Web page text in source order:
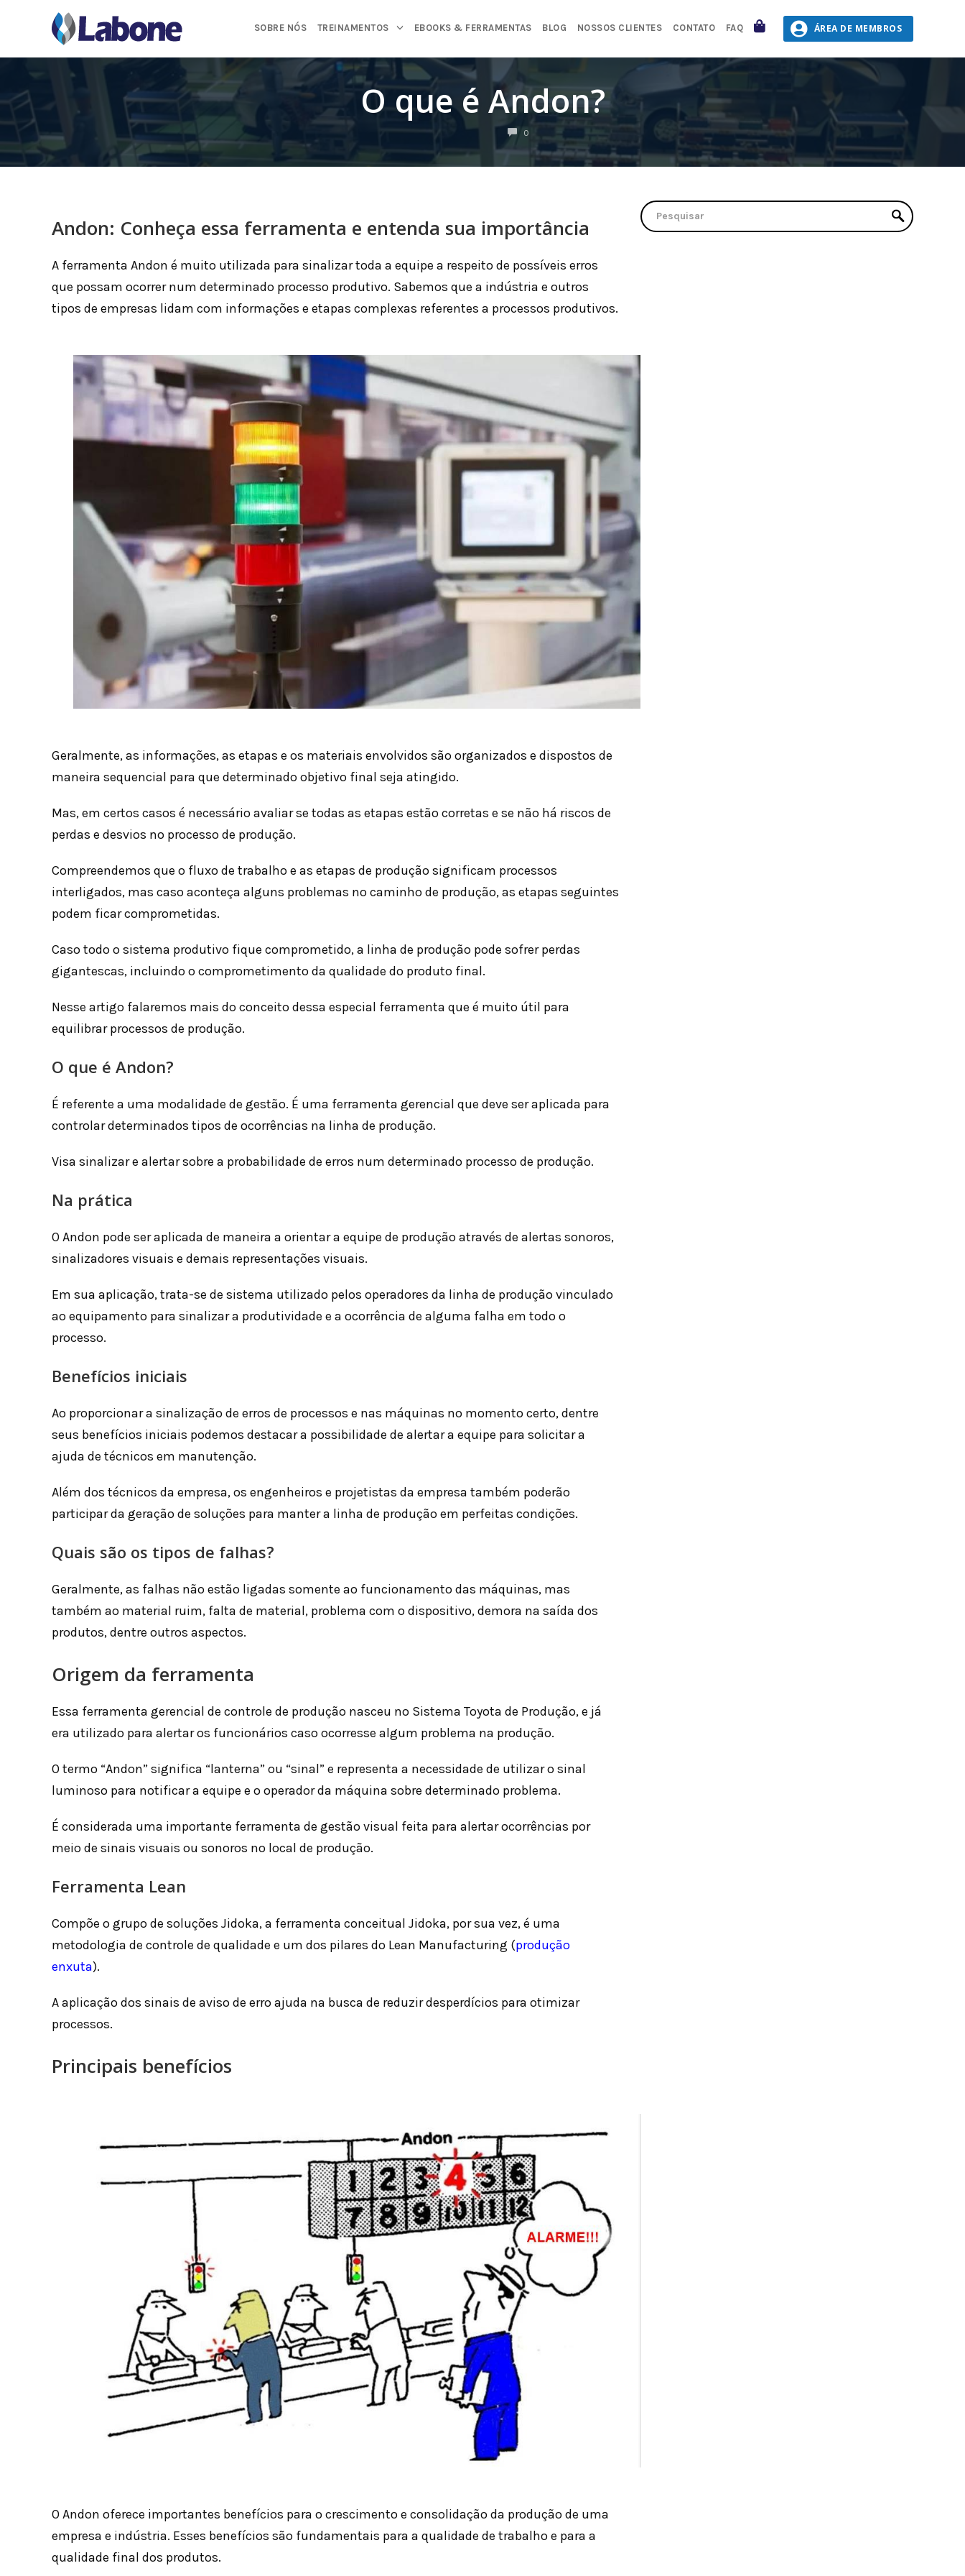
conteúdo
SOBRE NÓS TREINAMENTOS EBOOKS & FERRAMENTAS BLOG NOSSOS CLIENTES CONTATO FAQ CARRINHO ÁREA DE MEMBROS
O que é Andon?
0
Andon: Conheça essa ferramenta e entenda sua importância
A ferramenta Andon é muito utilizada para sinalizar toda a equipe a respeito de possíveis erros
que possam ocorrer num determinado processo produtivo. Sabemos que a indústria e outros
tipos de empresas lidam com informações e etapas complexas referentes a processos produtivos.
Geralmente, as informações, as etapas e os materiais envolvidos são organizados e dispostos de
maneira sequencial para que determinado objetivo final seja atingido.
Mas, em certos casos é necessário avaliar se todas as etapas estão corretas e se não há riscos de
perdas e desvios no processo de produção.
Compreendemos que o fluxo de trabalho e as etapas de produção significam processos
interligados, mas caso aconteça alguns problemas no caminho de produção, as etapas seguintes
podem ficar comprometidas.
Caso todo o sistema produtivo fique comprometido, a linha de produção pode sofrer perdas
gigantescas, incluindo o comprometimento da qualidade do produto final.
Nesse artigo falaremos mais do conceito dessa especial ferramenta que é muito útil para
equilibrar processos de produção.
O que é Andon?
É referente a uma modalidade de gestão. É uma ferramenta gerencial que deve ser aplicada para
controlar determinados tipos de ocorrências na linha de produção.
Visa sinalizar e alertar sobre a probabilidade de erros num determinado processo de produção.
Na prática
O Andon pode ser aplicada de maneira a orientar a equipe de produção através de alertas sonoros,
sinalizadores visuais e demais representações visuais.
Em sua aplicação, trata-se de sistema utilizado pelos operadores da linha de produção vinculado
ao equipamento para sinalizar a produtividade e a ocorrência de alguma falha em todo o
processo.
Benefícios iniciais
Ao proporcionar a sinalização de erros de processos e nas máquinas no momento certo, dentre
seus benefícios iniciais podemos destacar a possibilidade de alertar a equipe para solicitar a
ajuda de técnicos em manutenção.
Além dos técnicos da empresa, os engenheiros e projetistas da empresa também poderão
participar da geração de soluções para manter a linha de produção em perfeitas condições.
Quais são os tipos de falhas?
Geralmente, as falhas não estão ligadas somente ao funcionamento das máquinas, mas
também ao material ruim, falta de material, problema com o dispositivo, demora na saída dos
produtos, dentre outros aspectos.
Origem da ferramenta
Essa ferramenta gerencial de controle de produção nasceu no Sistema Toyota de Produção, e já
era utilizado para alertar os funcionários caso ocorresse algum problema na produção.
O termo “Andon” significa “lanterna” ou “sinal” e representa a necessidade de utilizar o sinal
luminoso para notificar a equipe e o operador da máquina sobre determinado problema.
É considerada uma importante ferramenta de gestão visual feita para alertar ocorrências por
meio de sinais visuais ou sonoros no local de produção.
Ferramenta Lean
Compõe o grupo de soluções Jidoka, a ferramenta conceitual Jidoka, por sua vez, é uma
metodologia de controle de qualidade e um dos pilares do Lean Manufacturing (produção
enxuta).
A aplicação dos sinais de aviso de erro ajuda na busca de reduzir desperdícios para otimizar
processos.
Principais benefícios
O Andon oferece importantes benefícios para o crescimento e consolidação da produção de uma
empresa e indústria. Esses benefícios são fundamentais para a qualidade de trabalho e para a
qualidade final dos produtos.